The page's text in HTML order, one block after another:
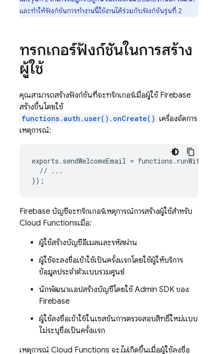
และทำให้ฟังก์ชันการทำงานนี้ใช้งานได้ร่วมกับฟังก์ชันรุ่นที่ 2
ทริกเกอร์ฟังก์ชันในการสร้าง
ผู้ใช้
คุณสามารถสร้างฟังก์ชันที่จะทริกเกอร์เมื่อผู้ใช้ Firebase
สร้างขึ้นโดยใช้
functions.auth.user().onCreate() เครื่องจัดการ
เหตุการณ์:
exports . sendWelcomeEmail = functions . runWith
//
...
});
Firebase บัญชีจะทริกเกอร์เหตุการณ์การสร้างผู้ใช้สำหรับ
Cloud Functionsเมื่อ:
ผู้ใช้สร้างบัญชีอีเมลและรหัสผ่าน
ผู้ใช้จะลงชื่อเข้าใช้เป็นครั้งแรกโดยใช้ผู้ให้บริการ
ข้อมูลประจำตัวแบบรวมศูนย์
นักพัฒนาแอปสร้างบัญชีโดยใช้ Admin SDK ของ
Firebase
ผู้ใช้ลงชื่อเข้าใช้ในเซสชันการตรวจสอบสิทธิ์ใหม่แบบ
ไม่ระบุชื่อเป็นครั้งแรก
เหตุการณ์ Cloud Functions จะไม่เกิดขึ้นเมื่อผู้ใช้ลงชื่อ